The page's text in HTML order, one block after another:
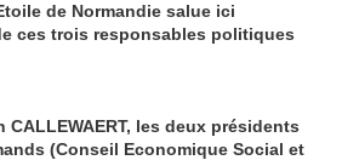
de Normandie salue ici
ces trois responsables politiques
CALLEWAERT, les deux présidents
(Conseil Economique Social et